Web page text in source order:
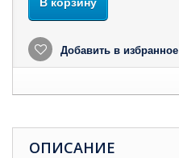
Добавить в избранное
ОПИСАНИЕ